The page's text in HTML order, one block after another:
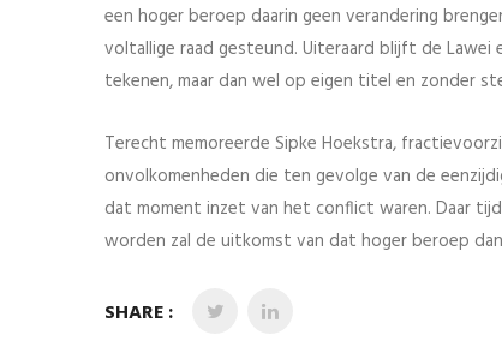
een hoger beroep daarin geen verandering
voltallige raad gesteund. Uiteraard blijft de
tekenen, maar dan wel op eigen titel en zonder
Terecht memoreerde Sipke Hoekstra,
onvolkomenheden die ten gevolge van de
dat moment inzet van het conflict waren. Daar
worden zal de uitkomst van dat hoger beroep
SHARE :